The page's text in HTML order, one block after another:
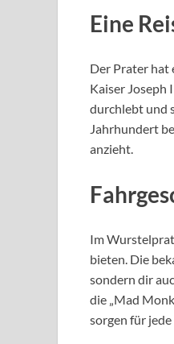
Eine
Der Prater hat
Kaiser Joseph
durchlebt und
Jahrhundert
anzieht.
Im
bieten. Die
sondern dir
die „Mad
sorgen für jede